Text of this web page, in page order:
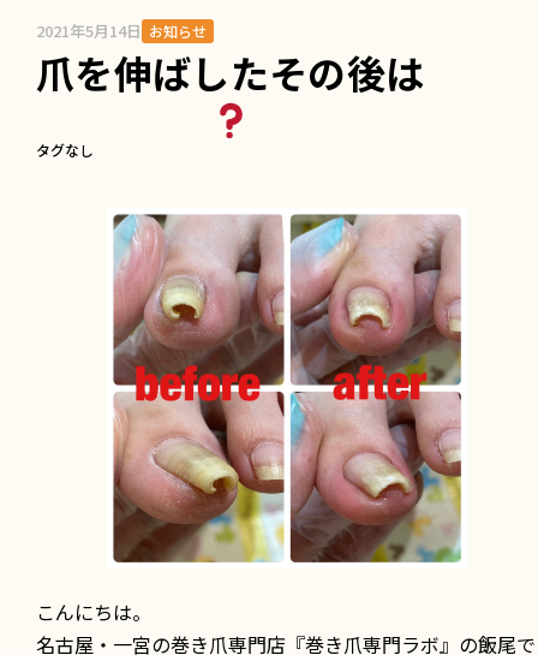
2021年5月14日 お知らせ
爪を伸ばしたその後は
タグなし
こんにちは。
名古屋・一宮の巻き爪専門店『巻き爪専門ラボ』の飯尾で